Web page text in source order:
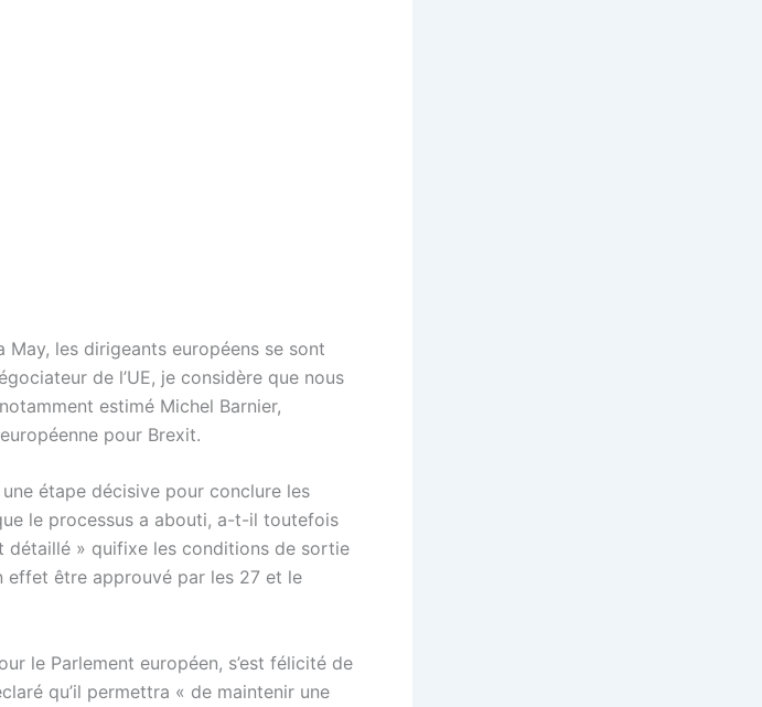
les dirigeants européens se sont
de l’UE, je considère que nous
estimé Michel Barnier,
pour Brexit.
étape décisive pour conclure les
le processus a abouti, a-t-il toutefois
détaillé » quifixe les conditions de sortie
effet être approuvé par les 27 et le
le Parlement européen, s’est félicité de
qu’il permettra « de maintenir une